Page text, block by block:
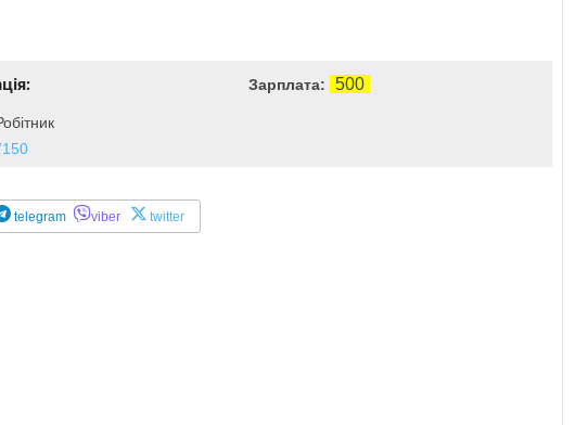
Зарплата: 500
telegram viber twitter